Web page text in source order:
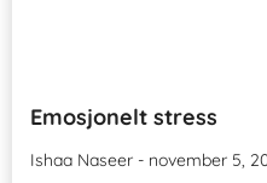
Emosjonelt stress
Ishaa Naseer november 5,